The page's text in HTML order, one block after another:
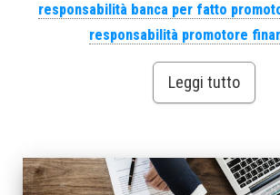
responsabilità banca per fatto
responsabilità promotore
Leggi tutto